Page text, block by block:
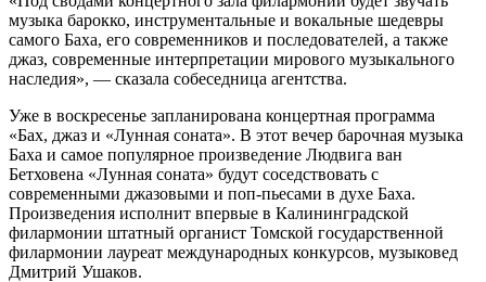
музыка барокко, инструментальные и вокальные шедевры
самого Баха, его современников и последователей, а также
джаз, современные интерпретации мирового музыкального
наследия», — сказала собеседница агентства.
Уже в воскресенье запланирована концертная программа
«Бах, джаз и «Лунная соната». В этот вечер барочная музыка
Баха и самое популярное произведение Людвига ван
Бетховена «Лунная соната» будут соседствовать с
современными джазовыми и поп-пьесами в духе Баха.
Произведения исполнит впервые в Калининградской
филармонии штатный органист Томской государственной
филармонии лауреат международных конкурсов, музыковед
Дмитрий Ушаков.